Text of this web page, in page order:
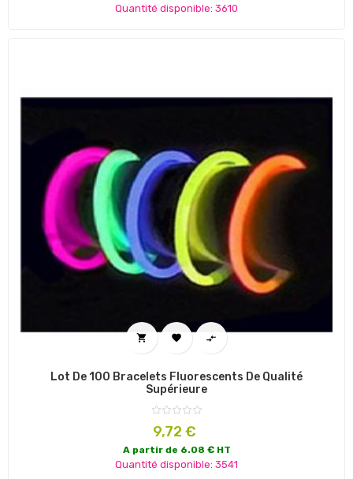
Quantité disponible: 3610
  
Lot De 100 Bracelets Fluorescents De Qualité
Supérieure
Prix
9,72 €
A partir de 6.08 € HT
Quantité disponible: 3541